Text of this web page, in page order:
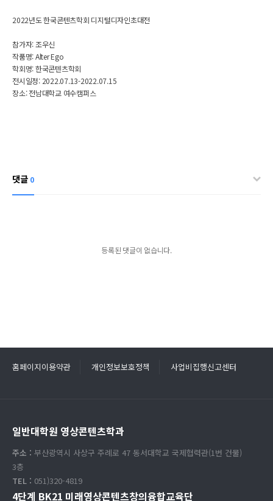
2022년도 한국콘텐츠학회 디지털디자인초대전
참가자: 조우신
작품명: Alter Ego
학회명: 한국콘텐츠학회
전시일정: 2022.07.13-2022.07.15
장소: 전남대학교 여수캠퍼스
댓글 0
등록된 댓글이 없습니다.
홈페이지이용약관 개인정보보호정책 사업비집행신고센터
일반대학원 영상콘텐츠학과
주소 : 부산광역시 사상구 주례로 47 동서대학교 국제협력관(1번 건물)
3층
TEL : 051)320-4819
4단계 BK21 미래영상콘텐츠창의융합교육단